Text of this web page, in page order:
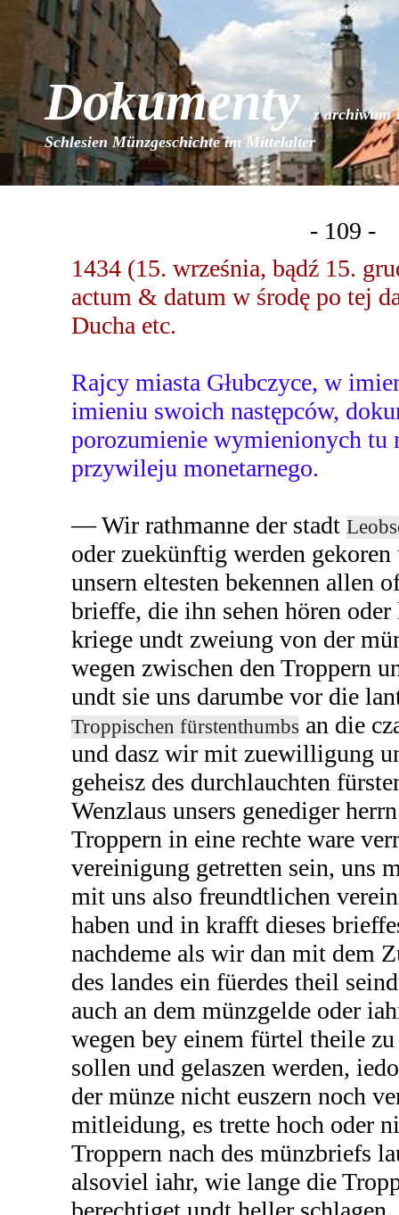
Dokumentyz archiwum
Schlesien Münzgeschichte im Mittelalter
- 109 -
1434 (15. września, bądź 15.
actum & datum w środę po tej
Ducha etc.
Rajcy miasta Głubczyce, w
imieniu swoich następców,
porozumienie wymienionych tu
przywileju monetarnego.
— Wir rathmanne der stadt
oder zuekünftig werden
unsern eltesten bekennen allen
brieffe, die ihn sehen hören
kriege undt zweiung von der
wegen zwischen den Troppern
undt sie uns darumbe vor die
Troppischen fürstenthumbs an die
und dasz wir mit zuewilligung
geheisz des durchlauchten
Wenzlaus unsers genediger
Troppern in eine rechte ware
vereinigung getretten sein, uns
mit uns also freundtlichen
haben und in krafft dieses
nachdeme als wir dan mit dem
des landes ein füerdes theil
auch an dem münzgelde oder
wegen bey einem fürtel theile
sollen und gelaszen werden,
der münze nicht euszern noch
mitleidung, es trette hoch oder
Troppern nach des münzbriefs
alsoviel iahr, wie lange die